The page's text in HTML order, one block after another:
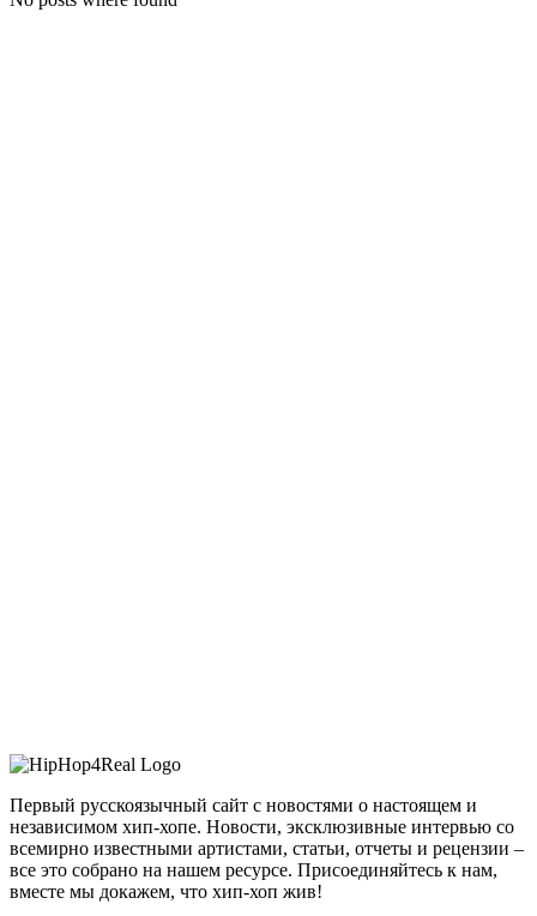
Первый русскоязычный сайт с новостями о настоящем и
независимом хип-хопе. Новости, эксклюзивные интервью со
всемирно известными артистами, статьи, отчеты и рецензии –
все это собрано на нашем ресурсе. Присоединяйтесь к нам,
вместе мы докажем, что хип-хоп жив!